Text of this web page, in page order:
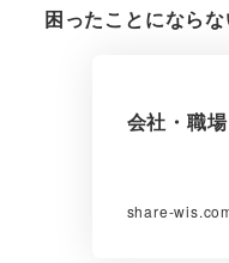
困ったことになら
会社・職
share-